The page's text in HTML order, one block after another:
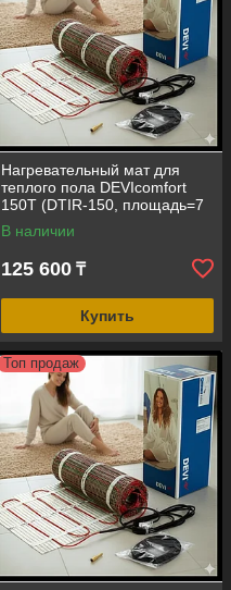
Нагревательный мат для
теплого пола DEVIcomfort
150T (DTIR-150, площадь=7
кв.м, 1050 Вт, размер=0,5
м*14 м)
В наличии
125 600 ₸
Купить
Топ продаж